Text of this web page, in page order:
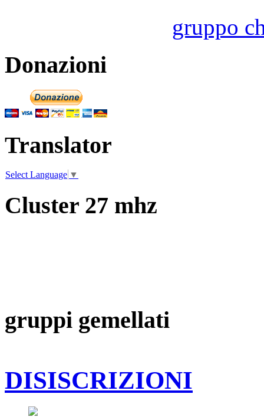
gruppo
Donazioni
Translator
Select Language ▼
Cluster 27 mhz
gruppi gemellati
DISISCRIZIONI